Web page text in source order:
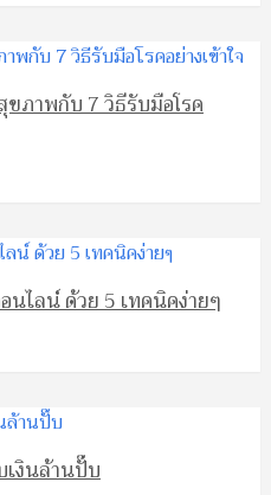
ขภาพกับ 7 วิธีรับมือโรค
นไลน์ ด้วย 5 เทคนิคง่ายๆ
เงินล้านปั๊บ